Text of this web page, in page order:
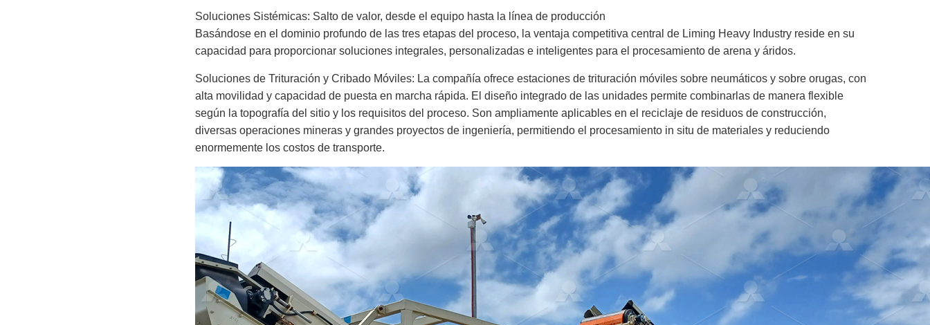
Soluciones Sistémicas: Salto de valor, desde el equipo hasta la línea de producción
Basándose en el dominio profundo de las tres etapas del proceso, la ventaja competitiva central de Liming Heavy Industry reside en su
capacidad para proporcionar soluciones integrales, personalizadas e inteligentes para el procesamiento de arena y áridos.
Soluciones de Trituración y Cribado Móviles: La compañía ofrece estaciones de trituración móviles sobre neumáticos y sobre orugas, con
alta movilidad y capacidad de puesta en marcha rápida. El diseño integrado de las unidades permite combinarlas de manera flexible
según la topografía del sitio y los requisitos del proceso. Son ampliamente aplicables en el reciclaje de residuos de construcción,
diversas operaciones mineras y grandes proyectos de ingeniería, permitiendo el procesamiento in situ de materiales y reduciendo
enormemente los costos de transporte.